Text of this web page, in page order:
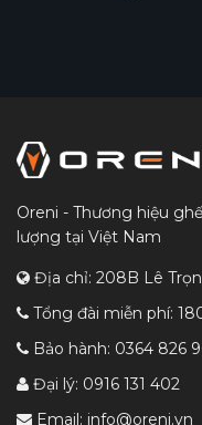
Oreni - Thương hiệu
lượng tại Việt Nam
Địa chỉ: 208B Lê
Tổng đài miễn phí:
Bảo hành: 0364 826
Đại lý: 0916 131 402
Email: info@oreni.vn